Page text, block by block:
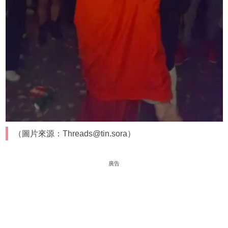
（圖片來源：Threads@tin.sora）
廣告